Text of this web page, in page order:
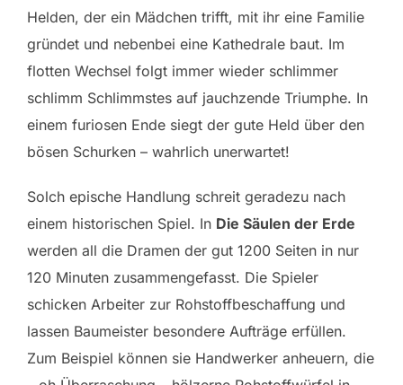
Helden, der ein Mädchen trifft, mit ihr eine Familie
gründet und nebenbei eine Kathedrale baut. Im
flotten Wechsel folgt immer wieder schlimmer
schlimm Schlimmstes auf jauchzende Triumphe. In
einem furiosen Ende siegt der gute Held über den
bösen Schurken – wahrlich unerwartet!
Solch epische Handlung schreit geradezu nach
einem historischen Spiel. In Die Säulen der Erde
werden all die Dramen der gut 1200 Seiten in nur
120 Minuten zusammengefasst. Die Spieler
schicken Arbeiter zur Rohstoffbeschaffung und
lassen Baumeister besondere Aufträge erfüllen.
Zum Beispiel können sie Handwerker anheuern, die